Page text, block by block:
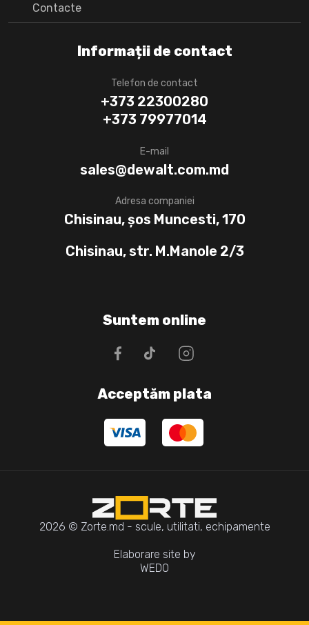
Informații de contact
Telefon de contact
+373 22300280
+373 79977014
E-mail
sales@dewalt.com.md
Adresa companiei
Chisinau, șos Muncesti, 170
Chisinau, str. M.Manole 2/3
Сontacte
Suntem online
Acceptăm plata
2026 © Zorte.md - scule, utilitati, echipamente
Elaborare site by
WEDO